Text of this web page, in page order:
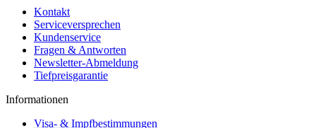
Kontakt
Serviceversprechen
Kundenservice
Fragen & Antworten
Newsletter-Abmeldung
Tiefpreisgarantie
Informationen
Visa- & Impfbestimmungen